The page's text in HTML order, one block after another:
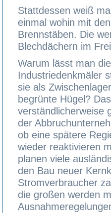
Stattdessen weiß
einmal wohin mit
Brennstäben. Die
Blechdächern im
Warum lässt man
Industriedenkmäler
sie als
begrünte Hügel?
verständlicherweise
der
ob eine spätere
wieder reaktivieren
planen viele
den Bau neuer
Stromverbraucher
die großen werden